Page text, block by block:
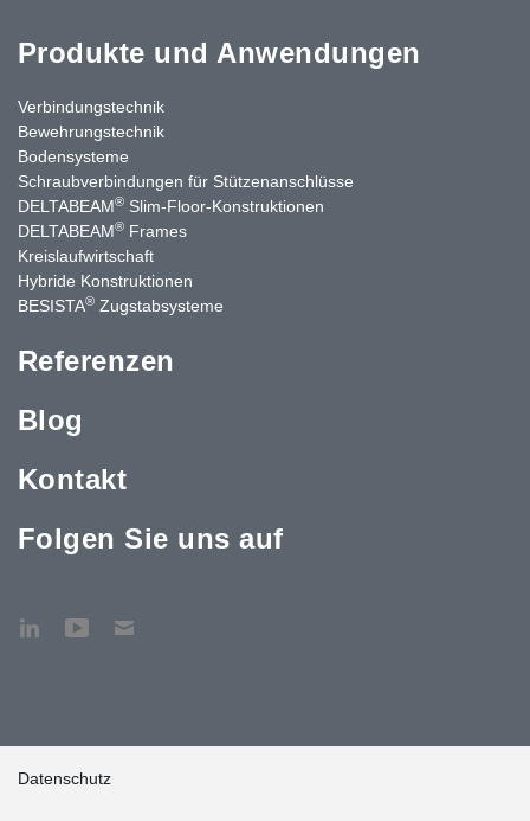
Produkte und Anwendungen
Verbindungstechnik
Bewehrungstechnik
Bodensysteme
Schraubverbindungen für Stützenanschlüsse
DELTABEAM® Slim-Floor-Konstruktionen
DELTABEAM® Frames
Kreislaufwirtschaft
Hybride Konstruktionen
BESISTA® Zugstabsysteme
Referenzen
Blog
Kontakt
Folgen Sie uns auf
Datenschutz